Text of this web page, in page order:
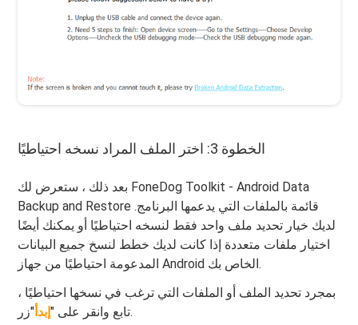
الخطوة 3: اختر الملف المراد نسخه احتياطيًا
بعد ذلك ، ستعرض لك FoneDog Toolkit - Android Data
Backup and Restore قائمة بالملفات التي يدعمها البرنامج.
لديك خيار تحديد ملف واحد فقط لنسخه احتياطيًا أو يمكنك أيضًا
اختيار ملفات متعددة إذا كانت لديك خطط لنسخ جميع البيانات
المدعومة احتياطيًا من جهاز Android الخاص بك.
بمجرد تحديد الملف أو الملفات التي ترغب في نسخها احتياطيًا ،
تابع وانقر على "إبدأ "زر.